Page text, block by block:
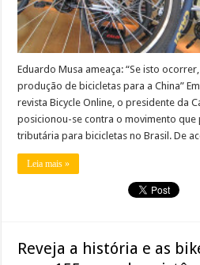
Eduardo Musa ameaça: “Se isto
produção de bicicletas para a China”
revista Bicycle Online, o presidente da
posicionou-se contra o movimento que
tributária para bicicletas no Brasil. De
Leia mais »
Reveja a história e as